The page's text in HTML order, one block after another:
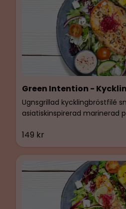
Green Intention -
149 kr
Ugnsgrillad kycklingbröstfilé
asiatiskinspirerad marinerad
har en bas på Lyxsallad,
Kidneybönor, Gurka, Rödlök